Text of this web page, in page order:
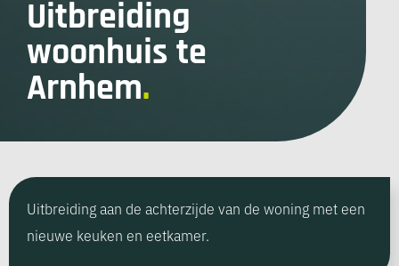
Uitbreiding
woonhuis te
Arnhem.
Uitbreiding aan de achterzijde van de woning met een
nieuwe keuken en eetkamer.